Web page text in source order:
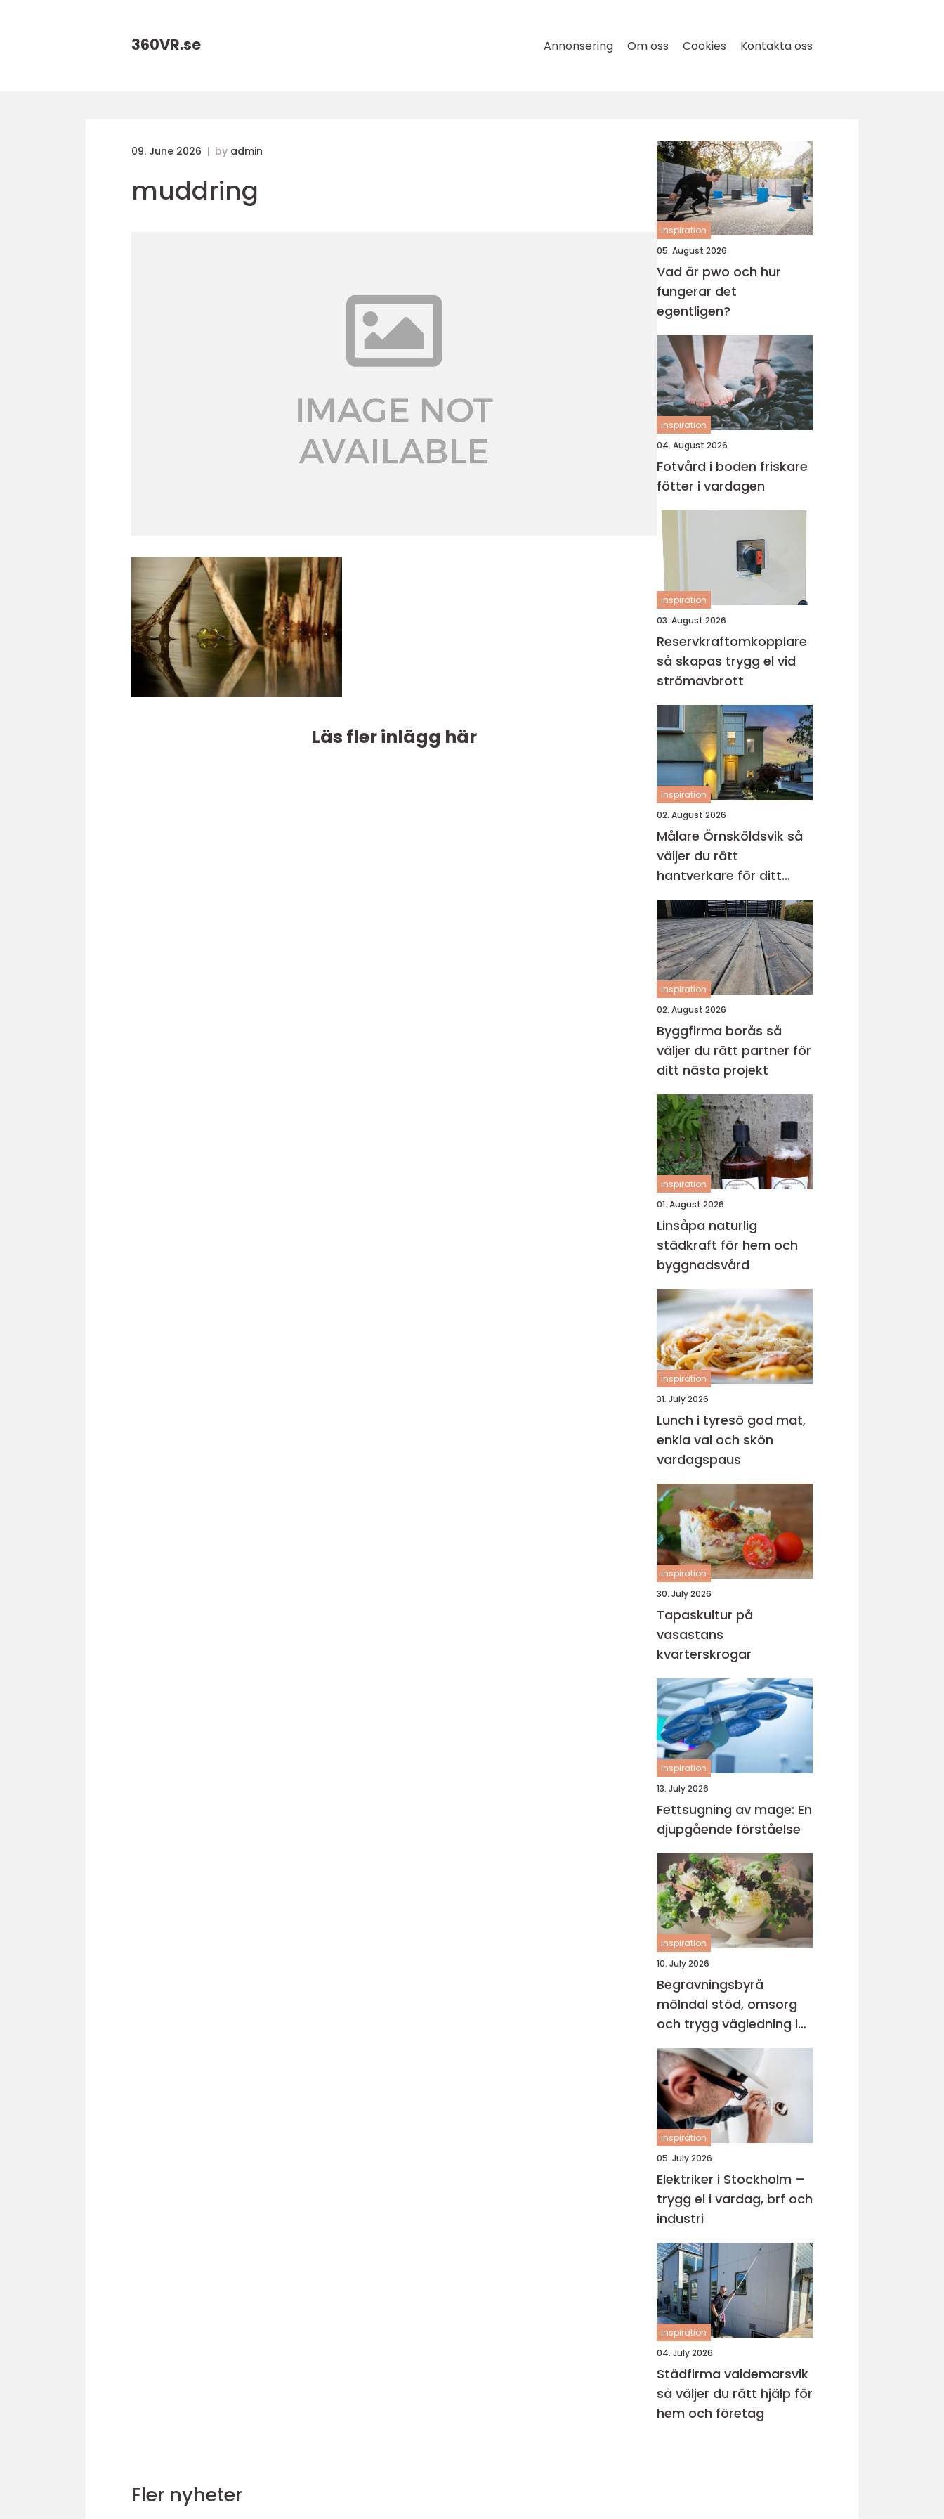
360VR.se Annonsering Om oss Cookies Kontakta oss
09. June 2026 by admin
muddring
Läs fler inlägg här
inspiration
05. August 2026
Vad är pwo och hur
fungerar det
egentligen?
inspiration
04. August 2026
Fotvård i boden friskare
fötter i vardagen
inspiration
03. August 2026
Reservkraftomkopplare
så skapas trygg el vid
strömavbrott
inspiration
02. August 2026
Målare Örnsköldsvik så
väljer du rätt
hantverkare för ditt
projekt
inspiration
02. August 2026
Byggfirma borås så
väljer du rätt partner för
ditt nästa projekt
inspiration
01. August 2026
Linsåpa naturlig
städkraft för hem och
byggnadsvård
inspiration
31. July 2026
Lunch i tyresö god mat,
enkla val och skön
vardagspaus
inspiration
30. July 2026
Tapaskultur på
vasastans
kvarterskrogar
inspiration
13. July 2026
Fettsugning av mage: En
djupgående förståelse
inspiration
10. July 2026
Begravningsbyrå
mölndal stöd, omsorg
och trygg vägledning i
en svår tid
inspiration
05. July 2026
Elektriker i Stockholm –
trygg el i vardag, brf och
industri
inspiration
04. July 2026
Städfirma valdemarsvik
så väljer du rätt hjälp för
hem och företag
Fler nyheter